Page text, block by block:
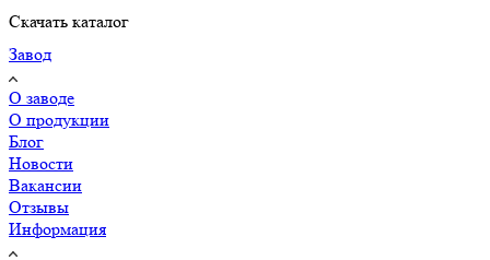
Скачать каталог
Завод
О заводе
О продукции
Блог
Новости
Вакансии
Отзывы
Информация